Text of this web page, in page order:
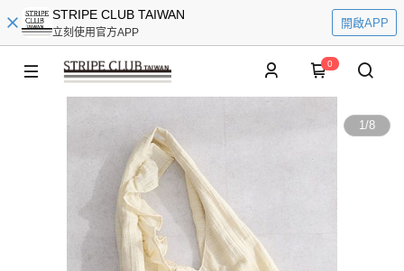
STRIPE CLUB TAIWAN
立刻使用官方APP
開啟APP
0
1/8